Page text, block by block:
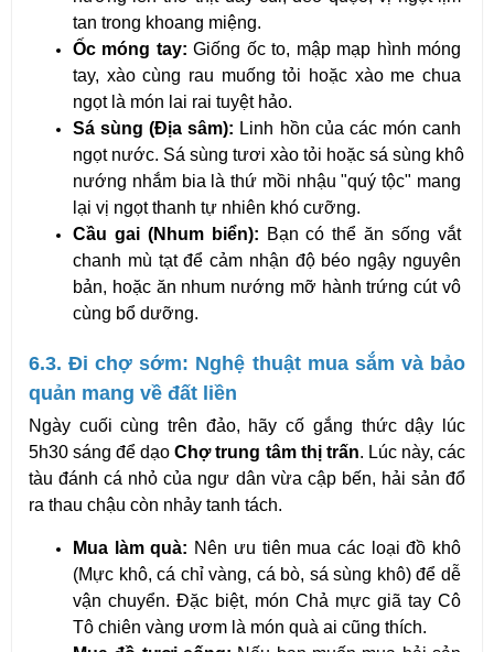
tan trong khoang miệng.
Ốc móng tay: Giống ốc to, mập mạp hình móng
tay, xào cùng rau muống tỏi hoặc xào me chua
ngọt là món lai rai tuyệt hảo.
Sá sùng (Địa sâm): Linh hồn của các món canh
ngọt nước. Sá sùng tươi xào tỏi hoặc sá sùng khô
nướng nhắm bia là thứ mồi nhậu "quý tộc" mang
lại vị ngọt thanh tự nhiên khó cưỡng.
Cầu gai (Nhum biển): Bạn có thể ăn sống vắt
chanh mù tạt để cảm nhận độ béo ngậy nguyên
bản, hoặc ăn nhum nướng mỡ hành trứng cút vô
cùng bổ dưỡng.
6.3. Đi chợ sớm: Nghệ thuật mua sắm và bảo
quản mang về đất liền
Ngày cuối cùng trên đảo, hãy cố gắng thức dậy lúc
5h30 sáng để dạo Chợ trung tâm thị trấn. Lúc này, các
tàu đánh cá nhỏ của ngư dân vừa cập bến, hải sản đổ
ra thau chậu còn nhảy tanh tách.
Mua làm quà: Nên ưu tiên mua các loại đồ khô
(Mực khô, cá chỉ vàng, cá bò, sá sùng khô) để dễ
vận chuyển. Đặc biệt, món Chả mực giã tay Cô
Tô chiên vàng ươm là món quà ai cũng thích.